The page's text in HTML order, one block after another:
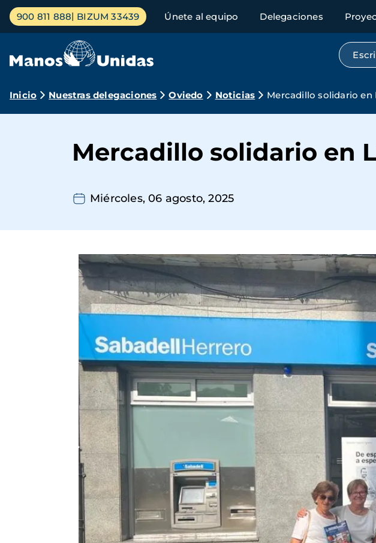
Pasar
contenido
Menú
principal
900 811 888 BIZUM 33439 Únete al equipo Delegaciones
Ruta
navegación
Inicio Nuestras delegaciones Oviedo Noticias Mercadillo solidario en
Mercadillo solidario en
Miércoles, 06 agosto, 2025